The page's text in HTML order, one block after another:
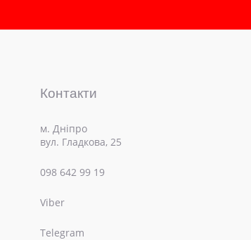
Контакти
м. Дніпро
вул. Гладкова, 25
098 642 99 19
Viber
Telegram